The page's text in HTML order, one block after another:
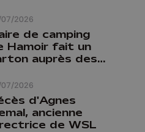
2026pour le
2026
de camping
Hamoir fait un
auprès des
d'Agnes
ancienne
de WSL